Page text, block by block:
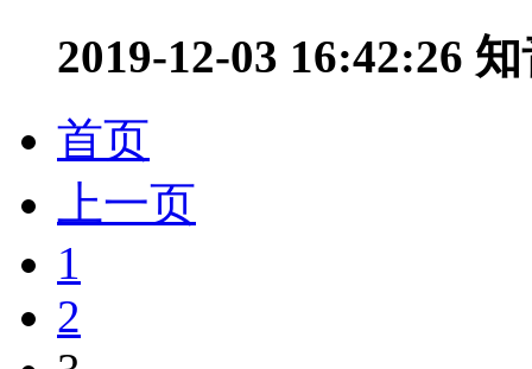
2019-12-03 16:42:26
首页
上一页
1
2